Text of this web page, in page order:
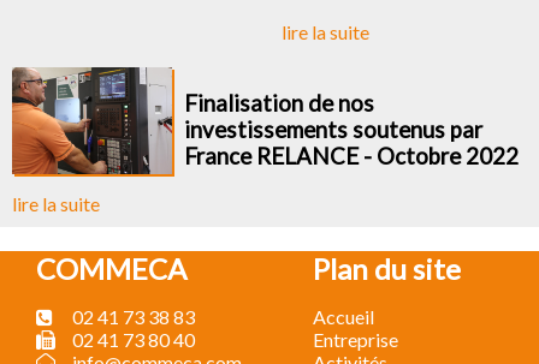
lire la suite
Finalisation de nos
investissements soutenus par
France RELANCE - Octobre 2022
lire la suite
COMMECA
02 41 73 38 83
02 41 73 80 40
Plan du site
Accueil
Entreprise